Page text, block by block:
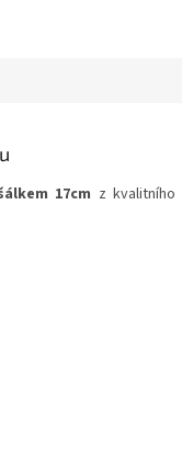
17cm z kvalitního